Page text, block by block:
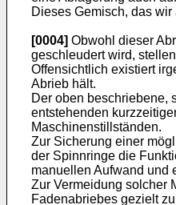
Dieses Gemisch, das
[0004] Obwohl dieser
geschleudert wird,
Offensichtlich existiert
Abrieb hält.
Der oben beschriebene,
entstehenden
Maschinenstillständen.
Zur Sicherung einer
der Spinnringe die
manuellen Aufwand und
Zur Vermeidung solcher
Fadenabriebes gezielt